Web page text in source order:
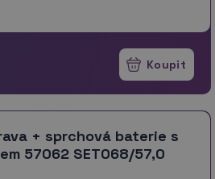
+ sprchová baterie s
57062 SET068/57,0